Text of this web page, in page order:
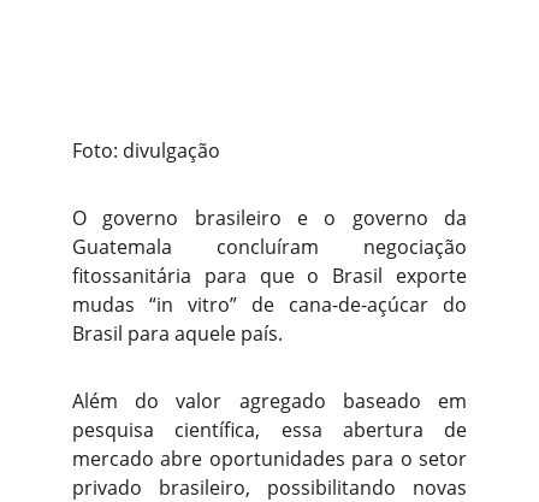
Foto: divulgação
O governo brasileiro e o governo da
Guatemala concluíram negociação
fitossanitária para que o Brasil exporte
mudas “in vitro” de cana-de-açúcar do
Brasil para aquele país.
Além do valor agregado baseado em
pesquisa científica, essa abertura de
mercado abre oportunidades para o setor
privado brasileiro, possibilitando novas